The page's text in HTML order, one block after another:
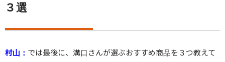
３選
村山： では最後に、溝口さんが選ぶおすすめ商品を３つ教えて